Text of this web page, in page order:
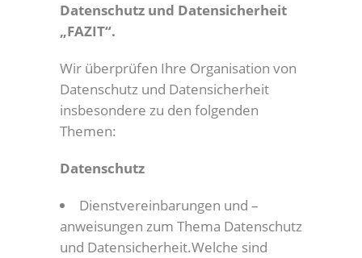
Datenschutz und Datensicherheit
„FAZIT“.
Wir überprüfen Ihre Organisation von
Datenschutz und Datensicherheit
insbesondere zu den folgenden
Themen:
Datenschutz
Dienstvereinbarungen und –
anweisungen zum Thema Datenschutz
und Datensicherheit.Welche sind